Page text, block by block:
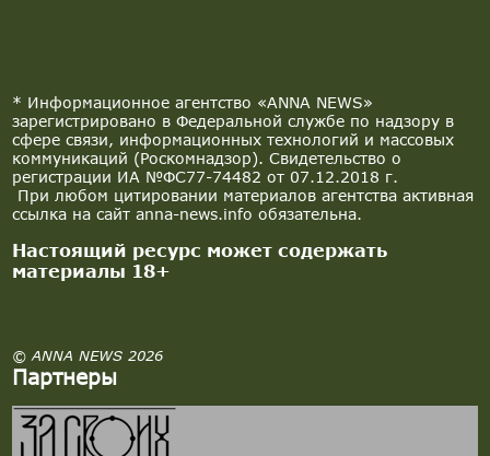
* Информационное агентство «ANNA NEWS»
зарегистрировано в Федеральной службе по надзору в
сфере связи, информационных технологий и массовых
коммуникаций (Роскомнадзор). Свидетельство о
регистрации ИА №ФС77-74482 от 07.12.2018 г.
При любом цитировании материалов агентства активная
ссылка на сайт anna-news.info обязательна.
Настоящий ресурс может содержать
материалы 18+
© ANNA NEWS 2026
Партнеры